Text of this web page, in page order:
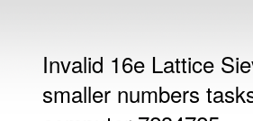
Invalid 16e Lattice
smaller numbers